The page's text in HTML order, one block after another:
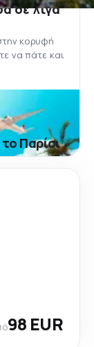
σε λίγα
κορυφή
να πάτε και
Παρίσι
98 EUR